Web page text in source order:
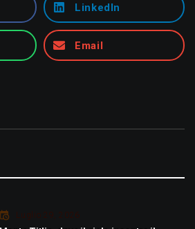
LinkedIn
Email
Luglio 29, 2026